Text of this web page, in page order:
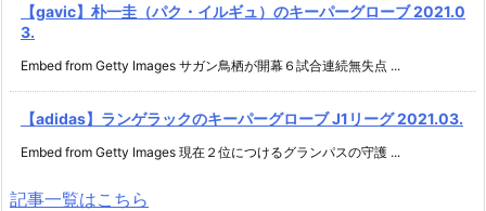
【gavic】朴一圭（パク・イルギュ）のキーパーグローブ 2021.0
3.
Embed from Getty Images サガン鳥栖が開幕６試合連続無失点 ...
【adidas】ランゲラックのキーパーグローブ J1リーグ 2021.03.
Embed from Getty Images 現在２位につけるグランパスの守護 ...
記事一覧はこちら